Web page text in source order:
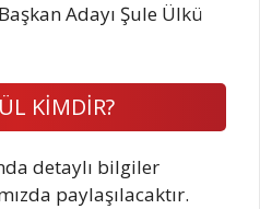
Adayı Şule Ülkü
KİMDİR?
detaylı bilgiler
paylaşılacaktır.